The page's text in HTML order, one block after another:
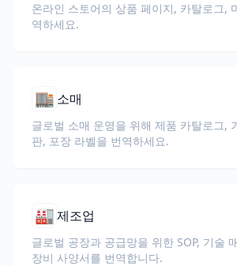
온라인 스토어의 상품 페이지, 카탈로그,
역하세요.
🏬 소매
글로벌 소매 운영을 위해 제품 카탈로그,
판, 포장 라벨을 번역하세요.
🏭제조업
글로벌 공장과 공급망을 위한 SOP, 기술
장비 사양서를 번역합니다.